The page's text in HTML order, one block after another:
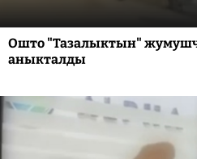
Ошто "Тазалыктын"
аныкталды